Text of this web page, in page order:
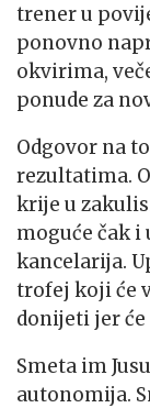
trener u
ponovno
okvirima,
ponude za
Odgovor na
rezultatima.
krije u
moguće čak
kancelarija.
trofej koji će
donijeti jer
Smeta im
autonomija.